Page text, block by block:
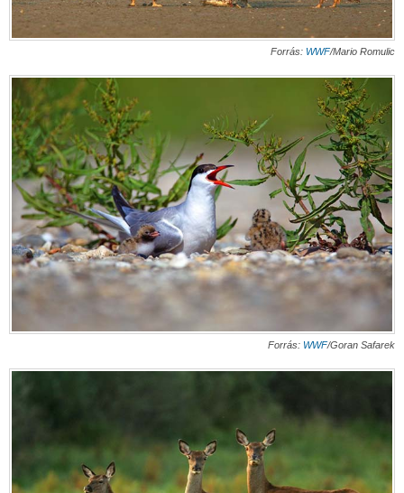
Forrás: WWF/Mario Romulic
Forrás: WWF/Goran Safarek